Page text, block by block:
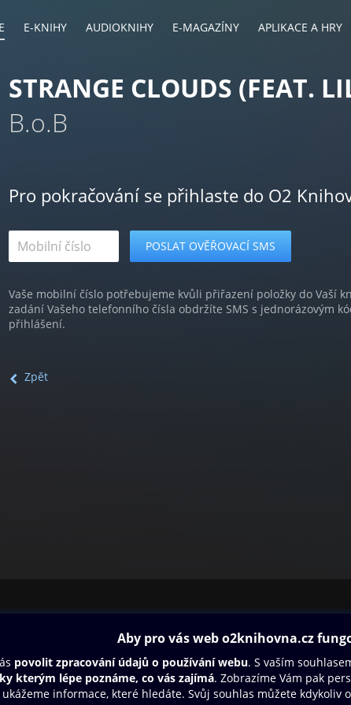
E-KNIHY AUDIOKNIHY E-MAGAZÍNY APLIKACE A HRY
STRANGE CLOUDS (FEAT.
B.o.B
Pro pokračování se přihlaste do O2
Vaše mobilní číslo potřebujeme kvůli přiřazení položky do Vaší
zadání Vašeho telefonního čísla obdržíte SMS s jednorázovým
přihlášení.
Zpět
Dárkový poukaz
Nápověda
Oneplay Originály
Sport